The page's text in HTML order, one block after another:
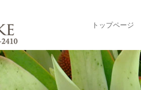
トップページ